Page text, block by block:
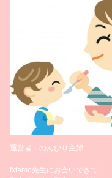
運営者：のんびり主婦
fxtamo先生にお会いできて